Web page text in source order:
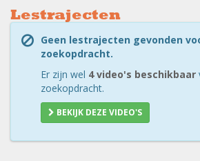
Lestrajecten
Geen lestrajecten gevonden
zoekopdracht.
Er zijn wel 4 video's beschikbaar
zoekopdracht.
BEKIJK DEZE VIDEO'S